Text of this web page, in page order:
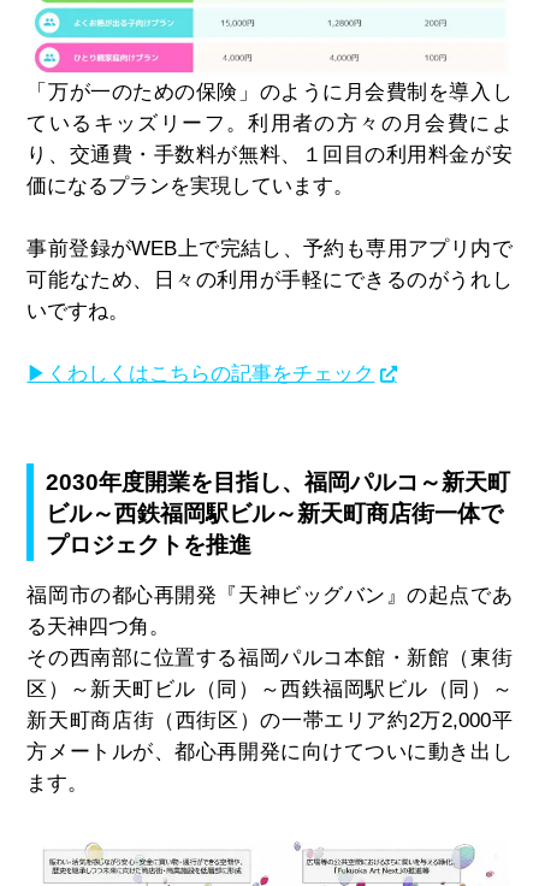
「万が⼀のための保険」のように月会費制を導入し
ているキッズリーフ。利用者の方々の月会費によ
り、交通費・手数料が無料、１回目の利用料金が安
価になるプランを実現しています。
事前登録がWEB 上で完結し、予約も専用アプリ内で
可能なため、日々の利用が手軽にできるのがうれし
いですね。
▶くわしくはこちらの記事をチェック
2030年度開業を目指し、福岡パルコ～新天町
ビル～西鉄福岡駅ビル～新天町商店街一体で
プロジェクトを推進
福岡市の都心再開発『天神ビッグバン』の起点であ
る天神四つ角。
その西南部に位置する福岡パルコ本館・新館（東街
区）～新天町ビル（同）～西鉄福岡駅ビル（同）～
新天町商店街（西街区）の一帯エリア約2万2,000平
方メートルが、都心再開発に向けてついに動き出し
ます。